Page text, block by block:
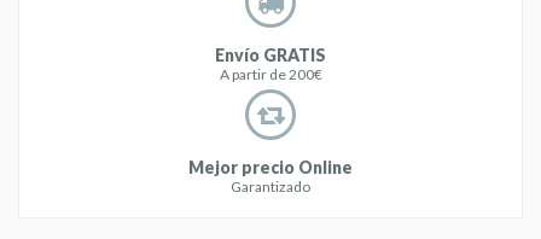
Envío GRATIS
A partir de 200€
Mejor precio Online
Garantizado